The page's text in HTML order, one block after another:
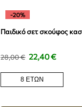
-20%
Παιδικό σετ σκούφος
28,00€ 22,40€
8 ΕΤΏΝ